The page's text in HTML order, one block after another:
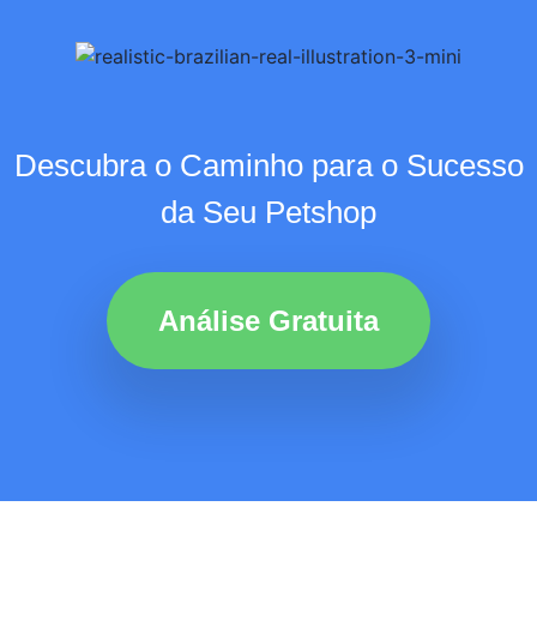
Descubra o Caminho para o Sucesso
da Seu Petshop
Análise Gratuita